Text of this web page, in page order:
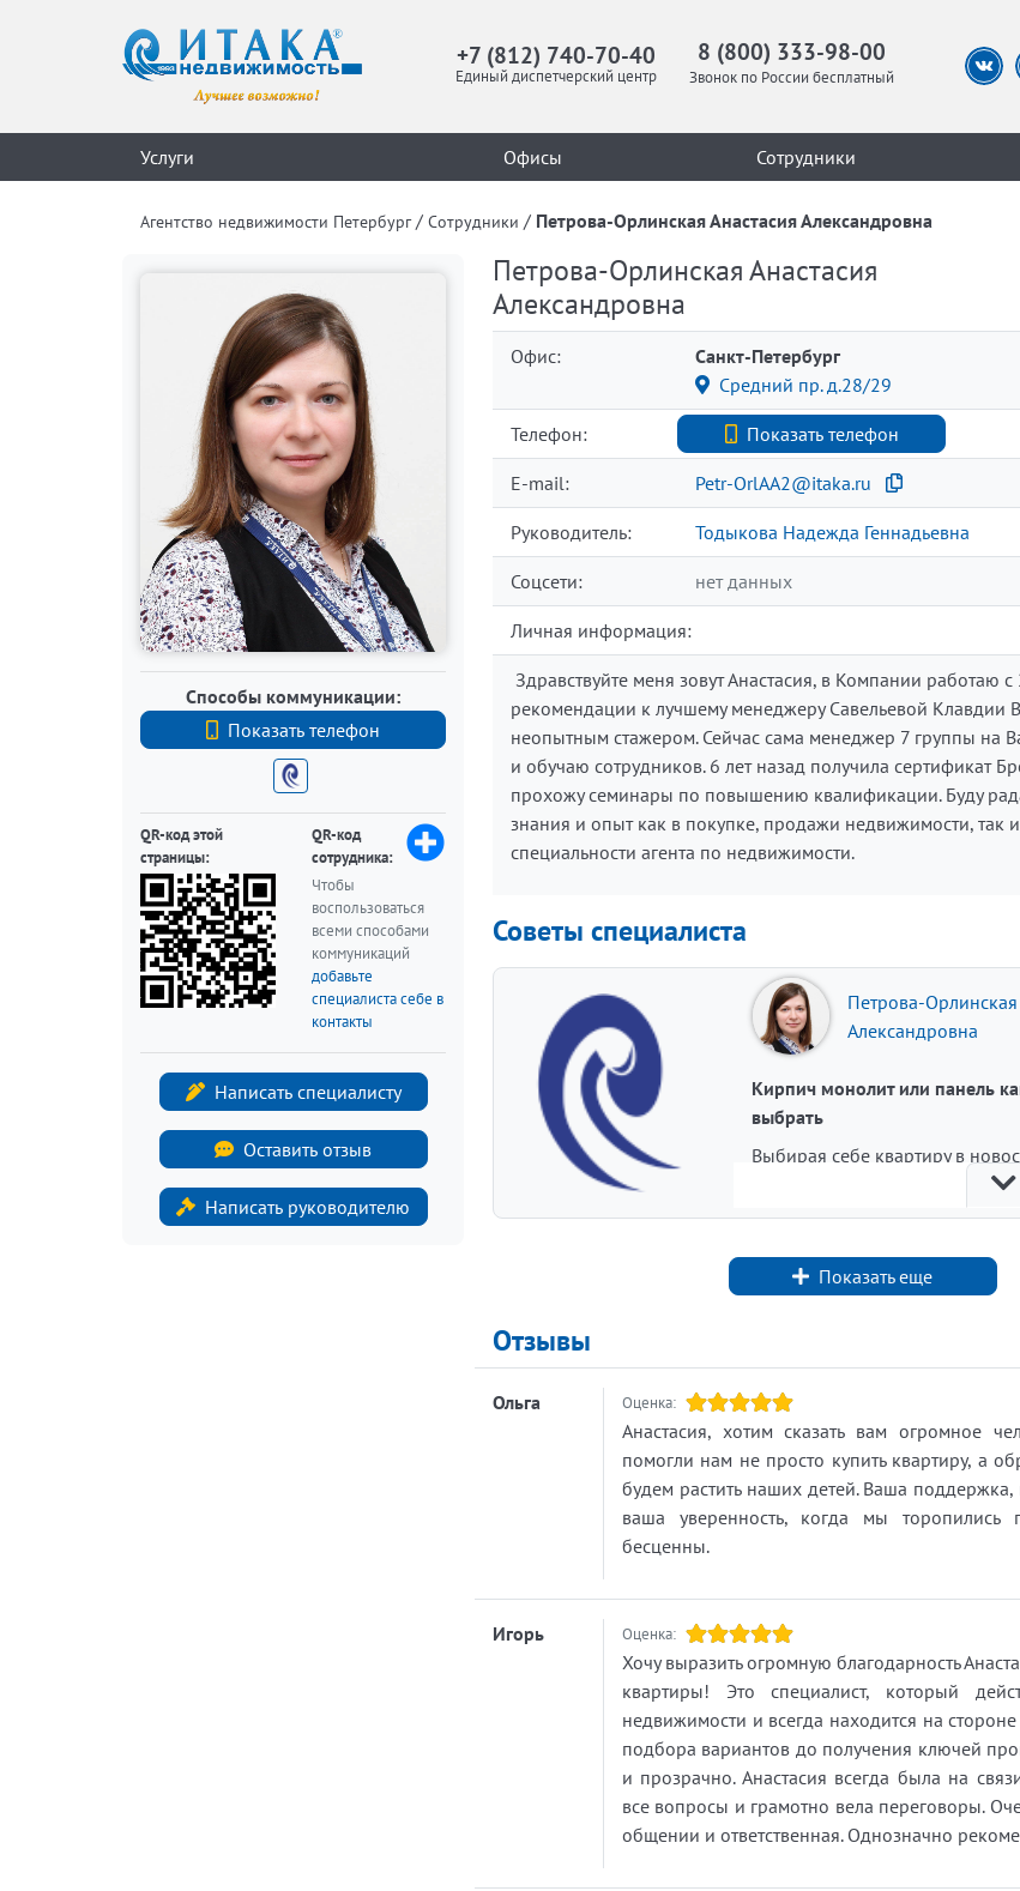
+7 (812) 740-70-40
Единый диспетчерский центр
8 (800) 333-98-00
Звонок по России бесплатный
Услуги Офисы Сотрудники
Агентство недвижимости Петербург / Сотрудники / Петрова-Орлинская Анастасия Александровна
Способы коммуникации:
Показать телефон
+7 (812) 740-70-40
QR-код этой
страницы:
QR-код
сотрудника:
Чтобы
воспользоваться
всеми способами
коммуникаций
добавьте
специалиста себе в
контакты
Написать специалисту
Оставить отзыв
Написать руководителю
Петрова-Орлинская Анастасия
Александровна
Офис:
Санкт-Петербург
Средний пр. д.28/29
Телефон: Показать телефон
+7 (812) 740-70-40
E-mail: Petr-OrlAA2@itaka.ru
Руководитель: Тодыкова Надежда Геннадьевна
Соцсети: нет данных
Личная информация:
Здравствуйте меня зовут Анастасия, в Компании работаю
рекомендации к лучшему менеджеру Савельевой Клавдии
неопытным стажером. Сейчас сама менеджер 7 группы на
и обучаю сотрудников. 6 лет назад получила сертификат
прохожу семинары по повышению квалификации. Буду
знания и опыт как в покупке, продажи недвижимости, так
специальности агента по недвижимости.
Советы специалиста
Петрова-Орлинская
Александровна
Кирпич монолит или панель
выбрать
Выбирая себе квартиру в
задумываетесь ли Вы, что от
стен дома зависит не только
планировка. Сейчас
используют как правило три
кирпич, часто используемый при
строительстве жиля бизнес-
элитного жилья. Плюсы такого
хороший микроклимат,
разнообразие планировок,
квадратного метра, такой дом
больше времени на усадку.
Монолитные дома. Несущие
выливаются прямо на стройке
при помощи опалубки, а
перегородки в квартирах как
газобетона. Плюсы таких
максимальная устойчивость и
Показать еще
Отзывы
Ольга Оценка:
Анастасия, хотим сказать вам огромное
помогли нам не просто купить квартиру, а
будем растить наших детей. Ваша
ваша уверенность, когда мы торопились
бесценны.
Игорь Оценка:
Хочу выразить огромную благодарность
квартиры! Это специалист, который
недвижимости и всегда находится на
подбора вариантов до получения ключей
и прозрачно. Анастасия всегда была на
все вопросы и грамотно вела переговоры.
общении и ответственная. Однозначно